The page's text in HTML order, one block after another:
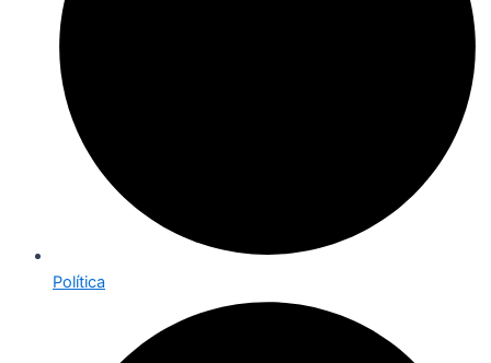
Política